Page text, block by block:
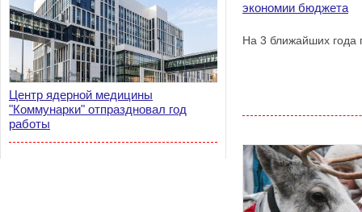
Центр ядерной медицины
"Коммунарки" отпраздновал год
работы
экономии бюджета
На 3 ближайших года